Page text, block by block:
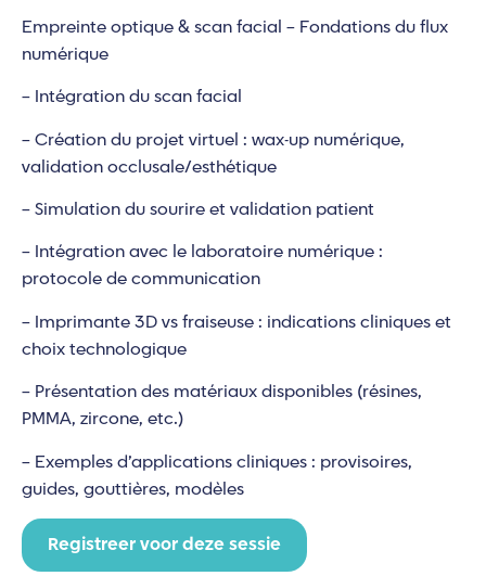
Empreinte optique & scan facial – Fondations du flux
numérique
– Intégration du scan facial
– Création du projet virtuel : wax-up numérique,
validation occlusale/esthétique
– Simulation du sourire et validation patient
– Intégration avec le laboratoire numérique :
protocole de communication
– Imprimante 3D vs fraiseuse : indications cliniques et
choix technologique
– Présentation des matériaux disponibles (résines,
PMMA, zircone, etc.)
– Exemples d’applications cliniques : provisoires,
guides, gouttières, modèles
Registreer voor deze sessie